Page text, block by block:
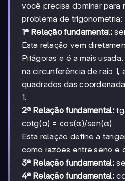
você precisa dominar para
problema de trigonometria:
1ª Relação fundamental:
Esta relação vem
Pitágoras e é a mais
na circunferência de raio 1,
quadrados das
1.
2ª Relação fundamental:
cotg(α) = cos(α)/sen(α)
Esta relação define a
como razões entre seno e
3ª Relação fundamental:
4ª Relação fundamental: